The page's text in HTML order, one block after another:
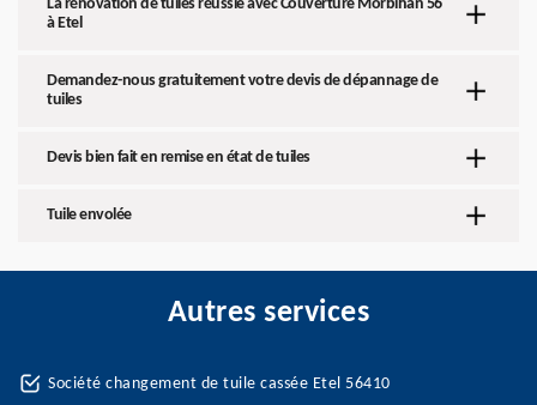
La rénovation de tuiles réussie avec Couverture Morbihan 56
à Etel
Demandez-nous gratuitement votre devis de dépannage de
tuiles
Devis bien fait en remise en état de tuiles
Tuile envolée
Autres services
Société changement de tuile cassée Etel 56410